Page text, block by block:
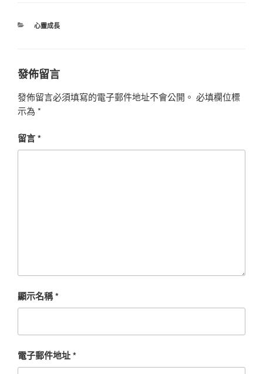
分
心靈成長
發佈留言
發佈留言必須填寫的電子郵件地址不會公開。 必填欄位標
示為 *
留言*
顯示名稱*
電子郵件地址*